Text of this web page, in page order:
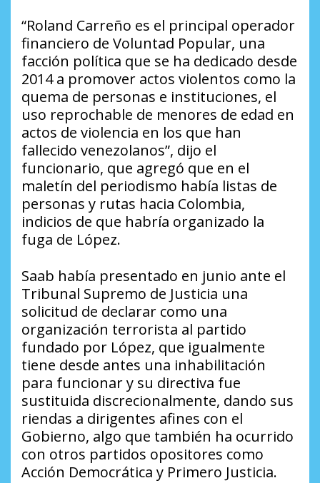
“Roland Carreño es el principal operador
financiero de Voluntad Popular, una
facción política que se ha dedicado desde
2014 a promover actos violentos como la
quema de personas e instituciones, el
uso reprochable de menores de edad en
actos de violencia en los que han
fallecido venezolanos”, dijo el
funcionario, que agregó que en el
maletín del periodismo había listas de
personas y rutas hacia Colombia,
indicios de que habría organizado la
fuga de López.
Saab había presentado en junio ante el
Tribunal Supremo de Justicia una
solicitud de declarar como una
organización terrorista al partido
fundado por López, que igualmente
tiene desde antes una inhabilitación
para funcionar y su directiva fue
sustituida discrecionalmente, dando sus
riendas a dirigentes afines con el
Gobierno, algo que también ha ocurrido
con otros partidos opositores como
Acción Democrática y Primero Justicia.